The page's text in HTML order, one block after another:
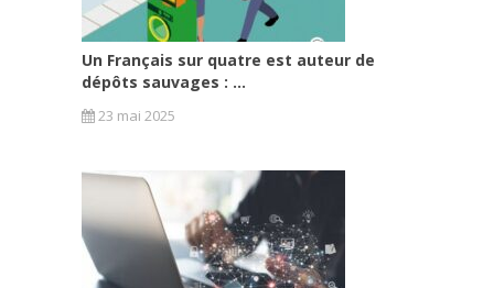
Un Français sur quatre est auteur de
dépôts sauvages : ...
23 mai 2025